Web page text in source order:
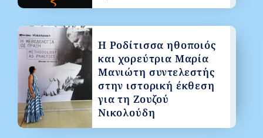
Η Ροδίτισσα ηθοποιός
και χορεύτρια Μαρία
Μανιώτη συντελεστής
στην ιστορική έκθεση
για τη Ζουζού
Νικολούδη